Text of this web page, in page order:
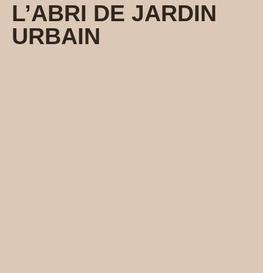
L’ABRI DE JARDIN
URBAIN